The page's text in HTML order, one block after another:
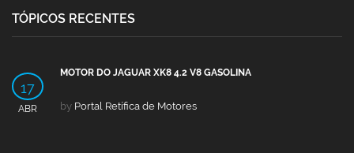
TÓPICOS RECENTES
17
ABR
MOTOR DO JAGUAR XK8 4.2 V8 GASOLINA
by Portal Retífica de Motores